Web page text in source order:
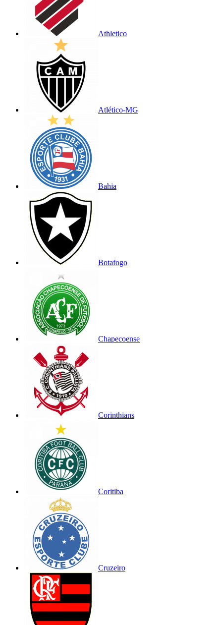
Athletico
Atlético-MG
Bahia
Botafogo
Chapecoense
Corinthians
Coritiba
Cruzeiro